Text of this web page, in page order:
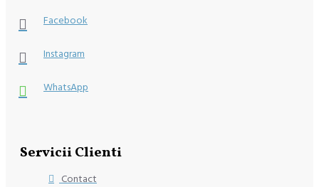
Facebook
Instagram
WhatsApp
Servicii Clienti
Contact